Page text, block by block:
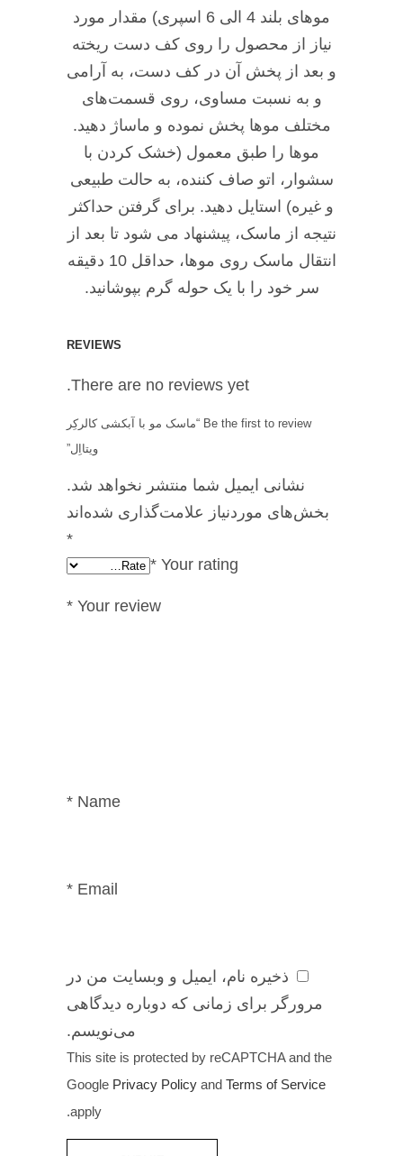
موهای بلند 4 الی 6 اسپری) مقدار مورد
نیاز از محصول را روی کف دست ریخته
و بعد از پخش آن در کف دست، به آرامی
و به نسبت مساوی، روی قسمت‌های
مختلف موها پخش نموده و ماساژ دهید.
موها را طبق معمول (خشک کردن با
سشوار، اتو صاف کننده، به حالت طبیعی
و غیره) استایل دهید. برای گرفتن حداکثر
نتیجه از ماسک، پیشنهاد می شود تا بعد از
انتقال ماسک روی موها، حداقل 10 دقیقه
سر خود را با یک حوله گرم بپوشانید.
REVIEWS
There are no reviews yet.
Be the first to review “ماسک مو با آبکشی کالرکِر
ویتااِل”
نشانی ایمیل شما منتشر نخواهد شد.
بخش‌های موردنیاز علامت‌گذاری شده‌اند
*
Your rating
*
Your review
*
Name
*
Email
*
ذخیره نام، ایمیل و وبسایت من در
مرورگر برای زمانی که دوباره دیدگاهی
می‌نویسم.
This site is protected by reCAPTCHA and the
Google Privacy Policy and Terms of Service
apply.